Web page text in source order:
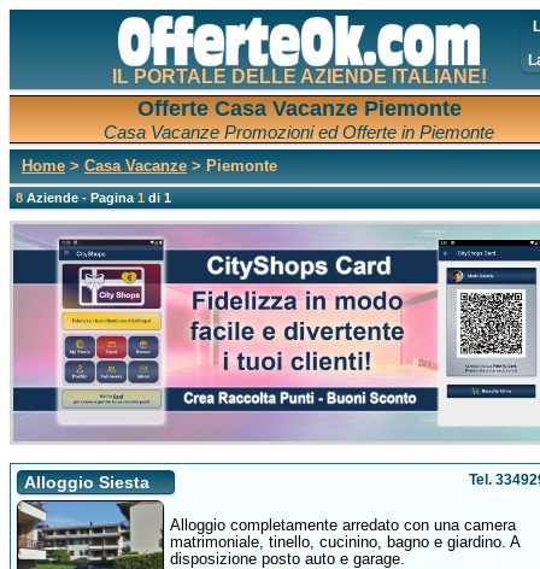
IL PORTALE DELLE AZIENDE ITALIANE!
Offerte Casa Vacanze Piemonte
Casa Vacanze Promozioni ed Offerte in Piemonte
Home > Casa Vacanze > Piemonte
8Aziende - Pagina1di 1
Alloggio Siesta Tel.
Alloggio completamente arredato con una camera
matrimoniale, tinello, cucinino, bagno e giardino. A
disposizione posto auto e garage.